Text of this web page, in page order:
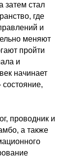
затем стал
где
и
меняют
пройти
и
начинает
состояние,
проводник и
а также